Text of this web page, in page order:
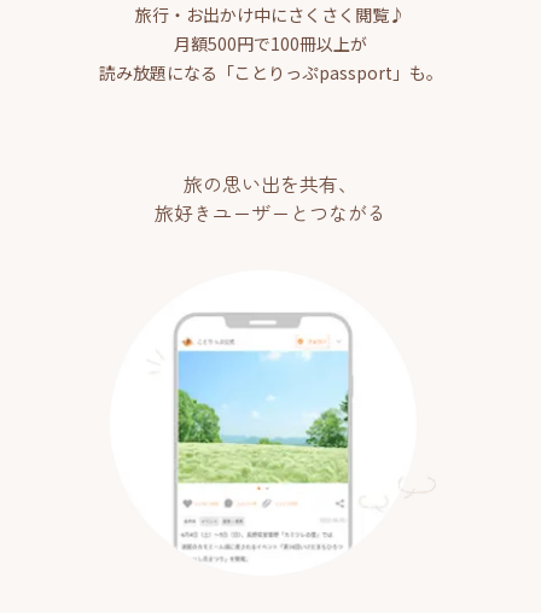
旅行・お出かけ中にさくさく閲覧♪
月額500円で100冊以上が
読み放題になる「ことりっぷpassport」も。
旅の思い出を共有、
旅好きユーザーとつながる